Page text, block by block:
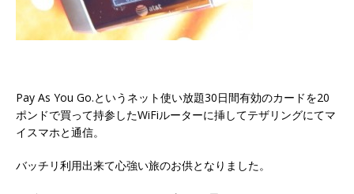
Pay As You Go.というネット使い放題30日間有効のカードを20
ポンドで買って持参したWiFiルーターに挿してテザリングにてマ
イスマホと通信。
バッチリ利用出来て心強い旅のお供となりました。